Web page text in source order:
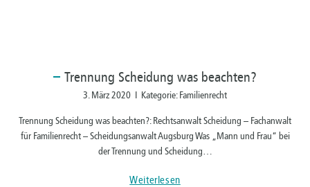
Trennung Scheidung was beachten?
3. März 2020 I Kategorie: Familienrecht
Trennung Scheidung was beachten?: Rechtsanwalt Scheidung – Fachanwalt
für Familienrecht – Scheidungsanwalt Augsburg Was „Mann und Frau“ bei
der Trennung und Scheidung…
Weiterlesen